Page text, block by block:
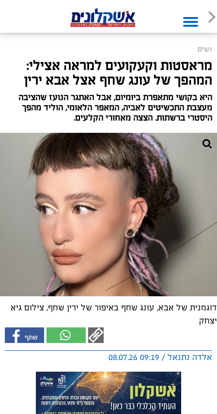
נשים
מראסטות וקעקועים למראה אצילי:
המהפך של עונג שחף אצל אבא ירין
היא בקושי מתאפרת ביומיום, אבל האתגר הנועז שהציבה
מעצבת התכשיטים לאביה, המאפר הלאומי, הוליד מהפך
היסטרי ברשתות. הצצה מאחורי הקלעים.
דוגמנית של אבא, עונג שחף באיפור של ירין שחף, צילום גיא
יצחק
אלדה נתנאל / 09:19 08.07.26